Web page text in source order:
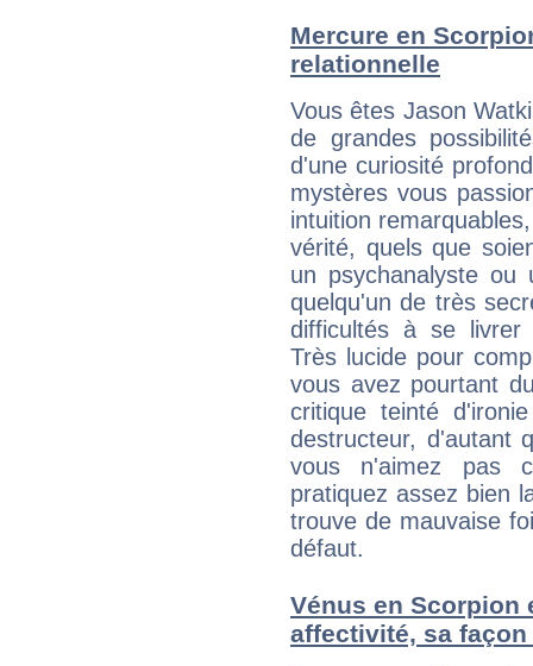
Mercure en
relationnelle
Vous êtes Jason
de grandes
d'une curiosité
mystères vous
intuition
vérité, quels que
un psychanalyste ou
quelqu'un de très
difficultés à se livrer
Très lucide pour
vous avez pourtant
critique teinté
destructeur, d'autant
vous n'aimez pas
pratiquez assez bien
trouve de mauvaise
défaut.
Vénus en Scorpion
affectivité, sa